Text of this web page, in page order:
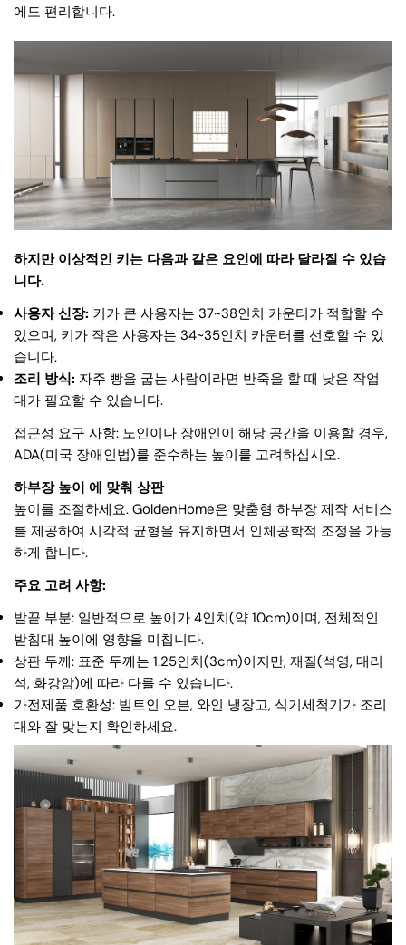
에도 편리합니다.
하지만 이상적인 키는 다음과 같은 요인에 따라 달라질 수 있습
니다.
사용자 신장: 키가 큰 사용자는 37~38인치 카운터가 적합할 수
있으며, 키가 작은 사용자는 34~35인치 카운터를 선호할 수 있
습니다.
조리 방식: 자주 빵을 굽는 사람이라면 반죽을 할 때 낮은 작업
대가 필요할 수 있습니다.
접근성 요구 사항: 노인이나 장애인이 해당 공간을 이용할 경우,
ADA(미국 장애인법)를 준수하는 높이를 고려하십시오.
하부장 높이 에 맞춰 상판
높이를 조절하세요. GoldenHome은 맞춤형 하부장 제작 서비스
를 제공하여 시각적 균형을 유지하면서 인체공학적 조정을 가능
하게 합니다.
주요 고려 사항:
발끝 부분: 일반적으로 높이가 4인치(약 10cm)이며, 전체적인
받침대 높이에 영향을 미칩니다.
상판 두께: 표준 두께는 1.25인치(3cm)이지만, 재질(석영, 대리
석, 화강암)에 따라 다를 수 있습니다.
가전제품 호환성: 빌트인 오븐, 와인 냉장고, 식기세척기가 조리
대와 잘 맞는지 확인하세요.